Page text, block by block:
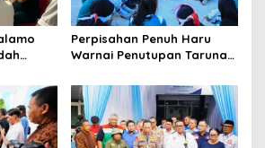
Perpisahan Penuh Haru
Warnai Penutupan Taruna
Kepulauan